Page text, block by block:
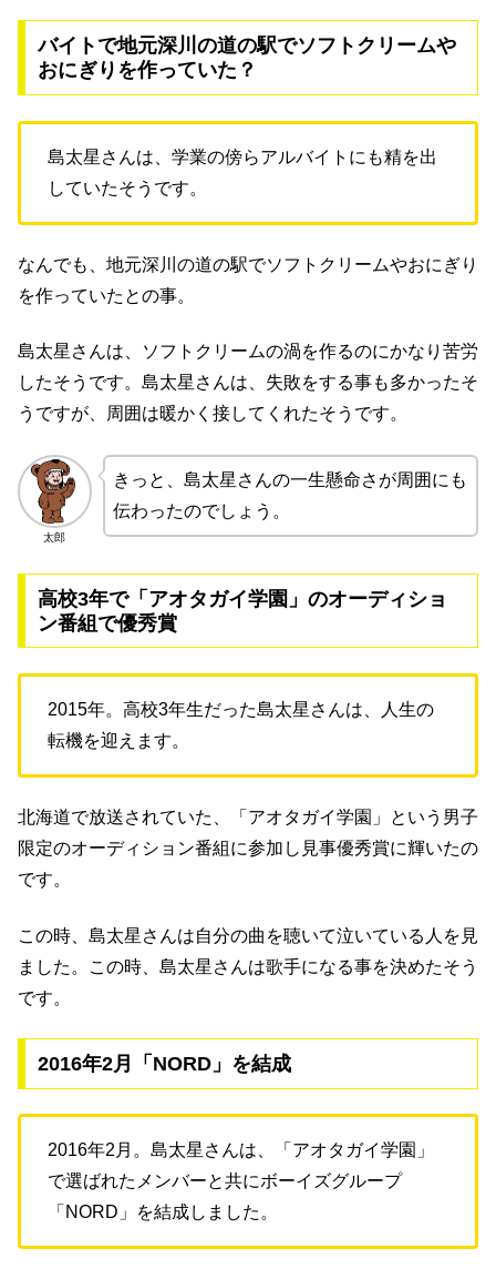
バイトで地元深川の道の駅でソフトクリームや
おにぎりを作っていた？
島太星さんは、学業の傍らアルバイトにも精を出
していたそうです。
なんでも、地元深川の道の駅でソフトクリームやおにぎり
を作っていたとの事。
島太星さんは、ソフトクリームの渦を作るのにかなり苦労
したそうです。島太星さんは、失敗をする事も多かったそ
うですが、周囲は暖かく接してくれたそうです。
太郎
きっと、島太星さんの一生懸命さが周囲にも
伝わったのでしょう。
高校3年で「アオタガイ学園」のオーディショ
ン番組で優秀賞
2015年。高校3年生だった島太星さんは、人生の
転機を迎えます。
北海道で放送されていた、「アオタガイ学園」という男子
限定のオーディション番組に参加し見事優秀賞に輝いたの
です。
この時、島太星さんは自分の曲を聴いて泣いている人を見
ました。この時、島太星さんは歌手になる事を決めたそう
です。
2016年2月「NORD」を結成
2016年2月。島太星さんは、「アオタガイ学園」
で選ばれたメンバーと共にボーイズグループ
「NORD」を結成しました。